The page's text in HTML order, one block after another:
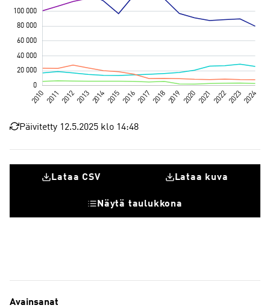
Päivitetty 12.5.2025 klo 14:48
Lataa CSV Lataa kuva
Näytä taulukkona
Avainsanat